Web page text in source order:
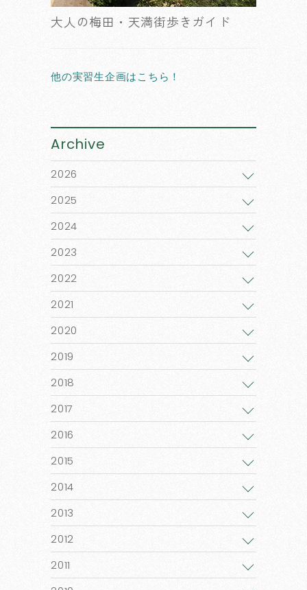
大人の梅田・天満街歩きガイド
他の実習生企画はこちら！
Archive
2026
2025
2024
2023
2022
2021
2020
2019
2018
2017
2016
2015
2014
2013
2012
2011